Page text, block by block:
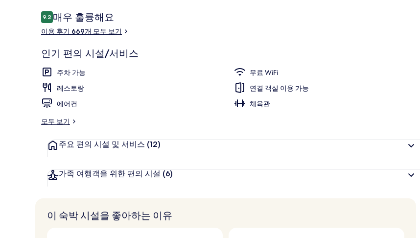
리
이
용
후
9.210점 만점 중 9.2점.
매우 훌륭해요
이용 후기 669개 모두 보기
인기 편의 시설/서비스
주차 가능
무료 WiFi
레스토랑
연결 객실 이용 가능
에어컨
체육관
모두 보기
주요 편의 시설 및 서비스 (12)
가족 여행객을 위한 편의 시설 (6)
이 숙박 시설을 좋아하는 이유